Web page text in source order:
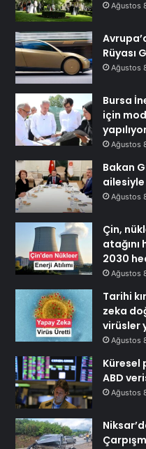
Ağustos
Rüyası
Ağustos
Bursa
için
Ağustos
Bakan
Ağustos
Çin,
atağını
2030
Ağustos
Tarihi
zeka
virüsler
Ağustos
Küresel
ABD
Ağustos